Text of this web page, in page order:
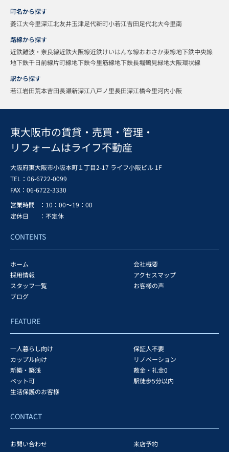
町名から探す
菱江大今里深江北友井玉津足代新町小若江吉田足代北大今里南
路線から探す
近鉄難波・奈良線近鉄大阪線近鉄けいはんな線おおさか東線地下鉄中央線
地下鉄千日前線片町線地下鉄今里筋線地下鉄長堀鶴見緑地大阪環状線
駅から探す
若江岩田荒本吉田長瀬新深江八戸ノ里長田深江橋今里河内小阪
東大阪市の賃貸・売買・管理・
リフォームはライフ不動産
大阪府東大阪市小阪本町１丁目2-17 ライフ小阪ビル 1F
TEL：06-6722-0099
FAX： 06-6722-3330
営業時間
：10：00～19：00
定休日
：不定休
CONTENTS
ホーム
会社概要
採用情報
アクセスマップ
スタッフ一覧
お客様の声
ブログ
FEATURE
一人暮らし向け
保証人不要
カップル向け
リノベーション
新築・築浅
敷金・礼金0
ペット可
駅徒歩5分以内
生活保護のお客様
CONTACT
お問い合わせ
来店予約